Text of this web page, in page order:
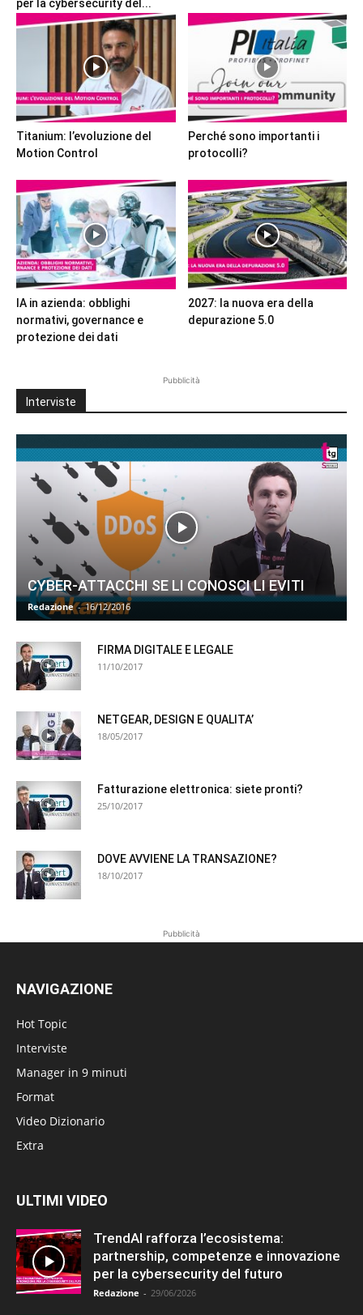
per la cybersecurity del...
Titanium: l’evoluzione del
Motion Control
Perché sono importanti i
protocolli?
IA in azienda: obblighi
normativi, governance e
protezione dei dati
2027: la nuova era della
depurazione 5.0
Pubblicità
Interviste
CYBER-ATTACCHI SE LI CONOSCI LI EVITI
Redazione - 16/12/2016
FIRMA DIGITALE E LEGALE
11/10/2017
NETGEAR, DESIGN E QUALITA’
18/05/2017
Fatturazione elettronica: siete pronti?
25/10/2017
DOVE AVVIENE LA TRANSAZIONE?
18/10/2017
Pubblicità
NAVIGAZIONE
Hot Topic
Interviste
Manager in 9 minuti
Format
Video Dizionario
Extra
ULTIMI VIDEO
TrendAI rafforza l’ecosistema:
partnership, competenze e innovazione
per la cybersecurity del futuro
Redazione - 29/06/2026